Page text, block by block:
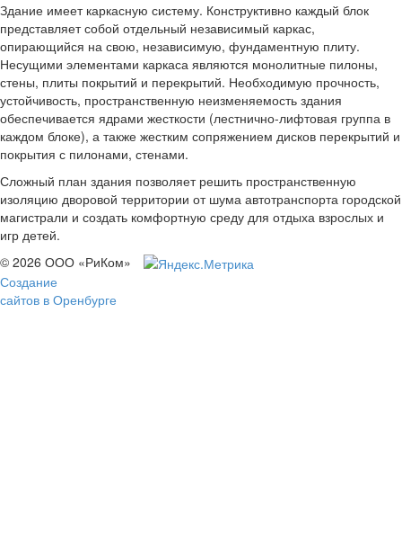
Здание имеет каркасную систему. Конструктивно каждый блок
представляет собой отдельный независимый каркас,
опирающийся на свою, независимую, фундаментную плиту.
Несущими элементами каркаса являются монолитные пилоны,
стены, плиты покрытий и перекрытий. Необходимую прочность,
устойчивость, пространственную неизменяемость здания
обеспечивается ядрами жесткости (лестнично-лифтовая группа в
каждом блоке), а также жестким сопряжением дисков перекрытий и
покрытия с пилонами, стенами.
Сложный план здания позволяет решить пространственную
изоляцию дворовой территории от шума автотранспорта городской
магистрали и создать комфортную среду для отдыха взрослых и
игр детей.
© 2026 ООО «РиКом»
Создание
сайтов в Оренбурге